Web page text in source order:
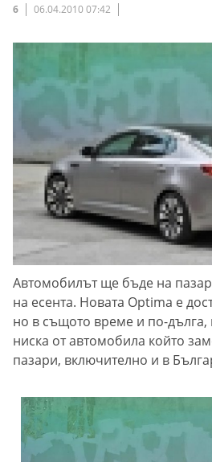
6 06.04.2010 07:42
Автомобилът ще бъде на
на есента. Новата Optima е
но в същото време и по-
ниска от автомобила който
пазари, включително и в